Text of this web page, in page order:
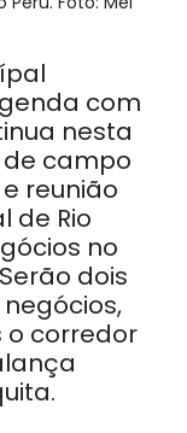
com
nesta
de campo
reunião
de Rio
no
dois
corredor